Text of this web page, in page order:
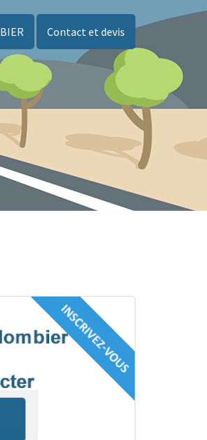
Contact et devis